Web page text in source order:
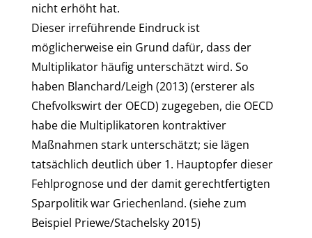
nicht erhöht hat.
Dieser irreführende Eindruck ist
möglicherweise ein Grund dafür, dass der
Multiplikator häufig unterschätzt wird. So
haben Blanchard/Leigh (2013) (ersterer als
Chefvolkswirt der OECD) zugegeben, die OECD
habe die Multiplikatoren kontraktiver
Maßnahmen stark unterschätzt; sie lägen
tatsächlich deutlich über 1. Hauptopfer dieser
Fehlprognose und der damit gerechtfertigten
Sparpolitik war Griechenland. (siehe zum
Beispiel Priewe/Stachelsky 2015)